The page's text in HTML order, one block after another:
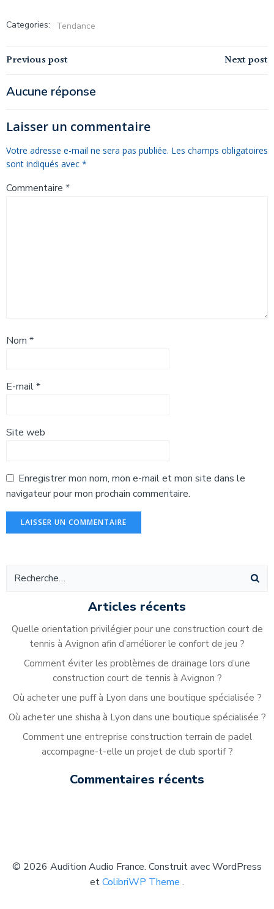
Categories: Tendance
Navigation
de
l’article
Previous post Navigation
l’article
Next post
Aucune réponse
Laisser un commentaire
Votre adresse e-mail ne sera pas publiée. Les champs obligatoires
sont indiqués avec *
Commentaire *
Nom *
E-mail*
Site web
Enregistrer mon nom, mon e-mail et mon site dans le
navigateur pour mon prochain commentaire.
Articles récents
Quelle orientation privilégier pour une construction court de
tennis à Avignon afin d’améliorer le confort de jeu ?
Comment éviter les problèmes de drainage lors d’une
construction court de tennis à Avignon ?
Où acheter une puff à Lyon dans une boutique spécialisée ?
Où acheter une shisha à Lyon dans une boutique spécialisée ?
Comment une entreprise construction terrain de padel
accompagne-t-elle un projet de club sportif ?
Commentaires récents
© 2026 Audition Audio France. Construit avec WordPress
etColibriWP Theme .